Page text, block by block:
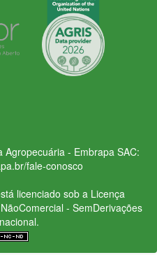
Agropecuária - Embrapa SAC:
fale-conosco
licenciado sob a Licença
- SemDerivações